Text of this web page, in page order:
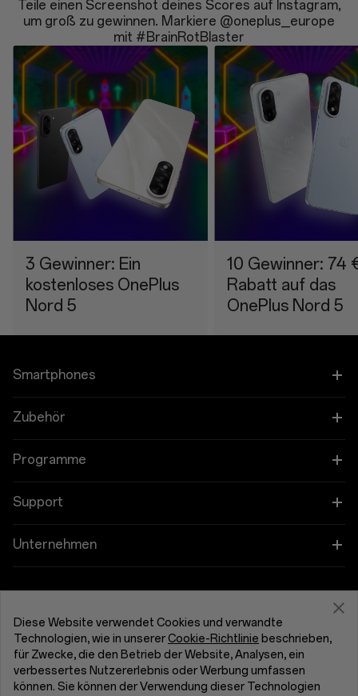
Teile einen Screenshot deines Scores auf Instagram,
um groß zu gewinnen. Markiere @oneplus_europe
mit #BrainRotBlaster
3 Gewinner: Ein
kostenloses OnePlus
Nord 5
10 Gewinner: 74
Rabatt auf das
OnePlus Nord 5
Smartphones
OnePlus 15
OnePlus 15R
Zubehör
Tablet
Wearables
Pakete
Programme
Verbinde deine OnePlus-Geräte
Rabattprogramm
Support
FAQs zum Thema Kauf
Reparaturservice
Benutzerhandbücher
Kontakt
Unternehmen
Community
Red Cable Club Österreich (Deutsch)
Diese Website verwendet Cookies und verwandte
Technologien, wie in unsererCookie-Richtlinie beschrieben,
für Zwecke, die den Betrieb der Website, Analysen, ein
verbessertes Nutzererlebnis oder Werbung umfassen
können. Sie können der Verwendung dieser Technologien